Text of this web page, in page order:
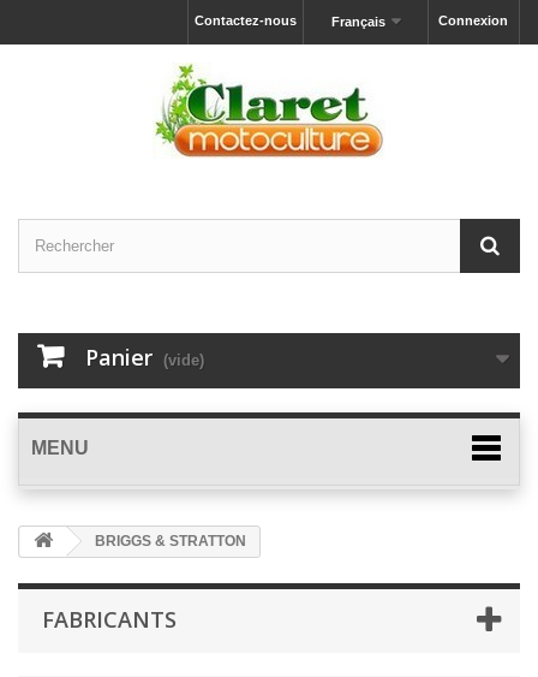
Connexion
Français
Contactez-nous
Panier (vide)
MENU
BRIGGS & STRATTON
FABRICANTS